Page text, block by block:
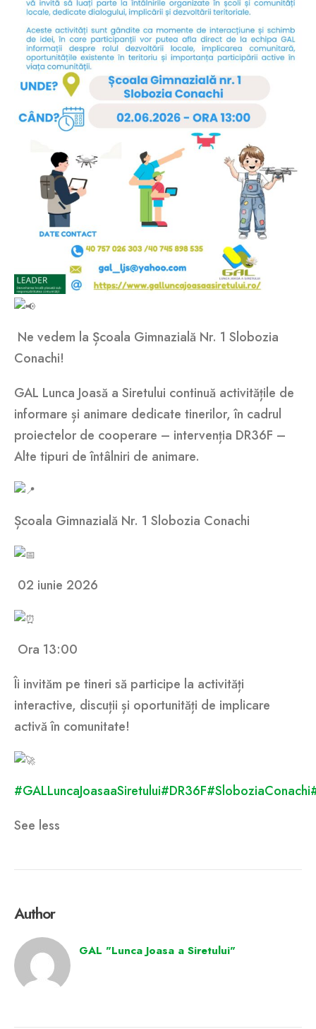
Ne vedem la Școala Gimnazială Nr. 1 Slobozia
Conachi!
GAL Lunca Joasă a Siretului continuă activitățile de
informare și animare dedicate tinerilor, în cadrul
proiectelor de cooperare – intervenția DR36F –
Alte tipuri de întâlniri de animare.
Școala Gimnazială Nr. 1 Slobozia Conachi
02 iunie 2026
Ora 13:00
Îi invităm pe tineri să participe la activități
interactive, discuții și oportunități de implicare
activă în comunitate!
#GALLuncaJoasaaSiretului#DR36F#SloboziaConachi
See less
Author
GAL "Lunca Joasa a Siretului"